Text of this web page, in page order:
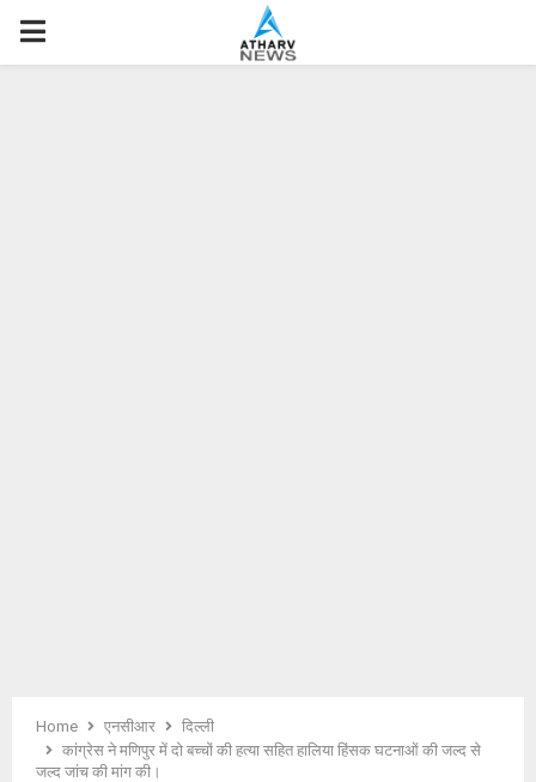
P
Home एनसीआर
दिल्ली
कांग्रेस ने मणिपुर में दो बच्चों की हत्या सहित हालिया हिंसक घटनाओं की जल्द से
जल्द जांच की मांग की।